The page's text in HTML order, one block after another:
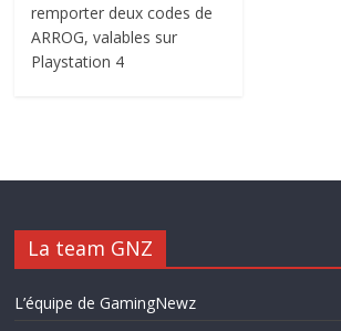
remporter deux codes de
ARROG, valables sur
Playstation 4
La team GNZ
L’équipe de GamingNewz